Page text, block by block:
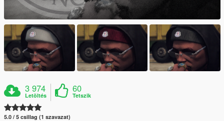
3 974
Letöltés
60
Tetszik
5.0 / 5 csillag (1 szavazat)